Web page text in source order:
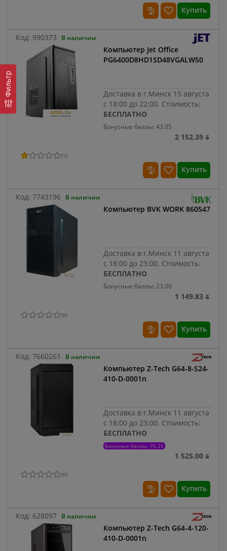
Фильтр
Купить
Код: 990373 В наличии
Компьютер Jet Office
PG6400D8HD1SD48VGALW50
Доставка в г.Минск 15 августа
с 18:00 до 22:00. Стоимость:
БЕСПЛАТНО
Бонусные баллы: 43.05
2 152.39 ƃ
(1)
Купить
Код: 7743196 В наличии
Компьютер BVK WORK 860547
Доставка в г.Минск 11 августа
с 18:00 до 23:00. Стоимость:
БЕСПЛАТНО
Бонусные баллы: 23.00
1 149.83 ƃ
(0)
Купить
Код: 7660261 В наличии
Компьютер Z-Tech G64-8-S24-
410-D-0001n
Доставка в г.Минск 11 августа
с 18:00 до 23:00. Стоимость:
БЕСПЛАТНО
Бонусные баллы: 76.25
1 525.00 ƃ
(0)
Купить
Код: 628097 В наличии
Компьютер Z-Tech G64-4-120-
410-D-0001n